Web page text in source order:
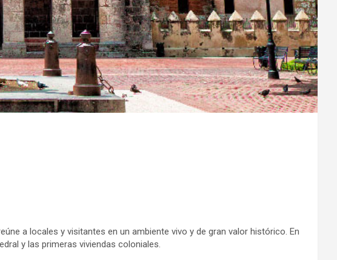
a locales y visitantes en un ambiente vivo y de gran valor histórico. En
y las primeras viviendas coloniales.